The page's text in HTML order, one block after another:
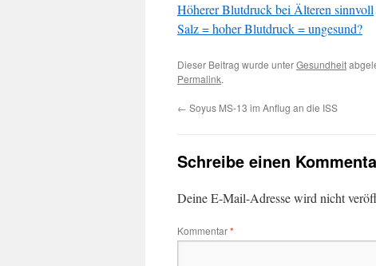
Höherer Blutdruck bei Älteren sinnvoll
Salz = hoher Blutdruck = ungesund?
Dieser Beitrag wurde unterGesundheit
Permalink.
← Soyus MS-13 im Anflug an die ISS
Schreibe einen
Deine E-Mail-Adresse wird nicht
Kommentar*